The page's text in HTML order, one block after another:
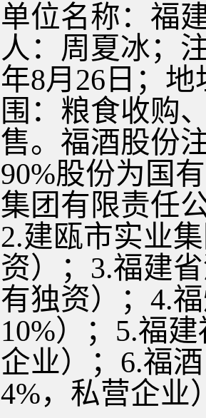
单位名称： 福
人： 周夏冰；
年8月26日；
围：粮食收购
售。 福酒股份
90%股份为国
集团有限责任
2.建瓯市实业
资）；3.福建
有独资）；4.
10%）；5.福
企业）；6.福
4%，私营企业